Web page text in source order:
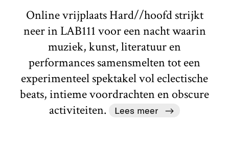
Online vrijplaats Hard//hoofd strijkt
neer in LAB111 voor een nacht waarin
muziek, kunst, literatuur en
performances samensmelten tot een
experimenteel spektakel vol eclectische
beats, intieme voordrachten en obscure
activiteiten.
Lees meer